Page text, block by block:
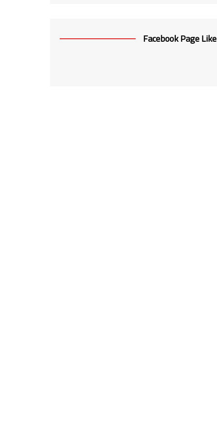
Facebook Page Like